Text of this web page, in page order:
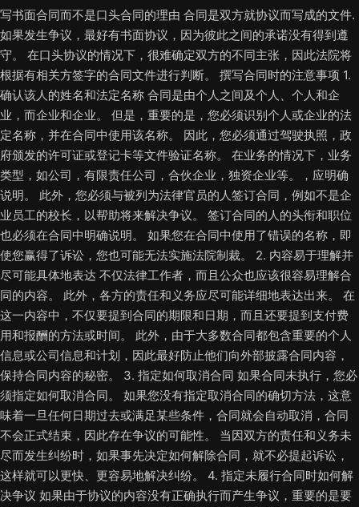
写书面合同而不是口头合同的理由 合同是双方就协议而写成的文件.
如果发生争议，最好有书面协议，因为彼此之间的承诺没有得到遵
守。 在口头协议的情况下，很难确定双方的不同主张，因此法院将
根据有相关方签字的合同文件进行判断。 撰写合同时的注意事项 1.
确认该人的姓名和法定名称 合同是由个人之间及个人、个人和企
业，而企业和企业。 但是，重要的是，您必须识别个人或企业的法
定名称，并在合同中使用该名称。 因此，您必须通过驾驶执照，政
府颁发的许可证或登记卡等文件验证名称。 在业务的情况下，业务
类型，如公司，有限责任公司，合伙企业，独资企业等。，应明确
说明。 此外，您必须与被列为法律官员的人签订合同，例如不是企
业员工的校长，以帮助将来解决争议。 签订合同的人的头衔和职位
也必须在合同中明确说明。 如果您在合同中使用了错误的名称，即
使您赢得了诉讼，您也可能无法实施法院制裁。 2. 内容易于理解并
尽可能具体地表达 不仅法律工作者，而且公众也应该很容易理解合
同的内容。 此外，各方的责任和义务应尽可能详细地表达出来。 在
这一内容中，不仅要提到合同的期限和日期，而且还要提到支付费
用和报酬的方法或时间。 此外，由于大多数合同都包含重要的个人
信息或公司信息和计划，因此最好防止他们向外部披露合同内容，
保持合同内容的秘密。 3. 指定如何取消合同 如果合同未执行，您必
须指定如何取消合同。 如果您没有指定取消合同的确切方法，这意
味着一旦任何日期过去或满足某些条件，合同就会自动取消，合同
不会正式结束，因此存在争议的可能性。 当因双方的责任和义务未
尽而发生纠纷时，如果事先决定如何解除合同，就不必提起诉讼，
这样就可以更快、更容易地解决纠纷。 4. 指定未履行合同时如何解
决争议 如果由于协议的内容没有正确执行而产生争议，重要的是要